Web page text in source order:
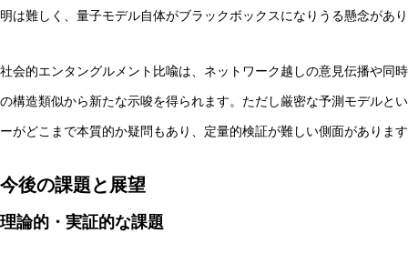
明は難しく、量子モデル自体がブラックボックスになりうる懸念があ
社会的エンタングルメント比喩は、ネットワーク越しの意見伝播や同
の構造類似から新たな示唆を得られます。ただし厳密な予測モデルと
ーがどこまで本質的か疑問もあり、定量的検証が難しい側面がありま
今後の課題と展望
理論的・実証的な課題